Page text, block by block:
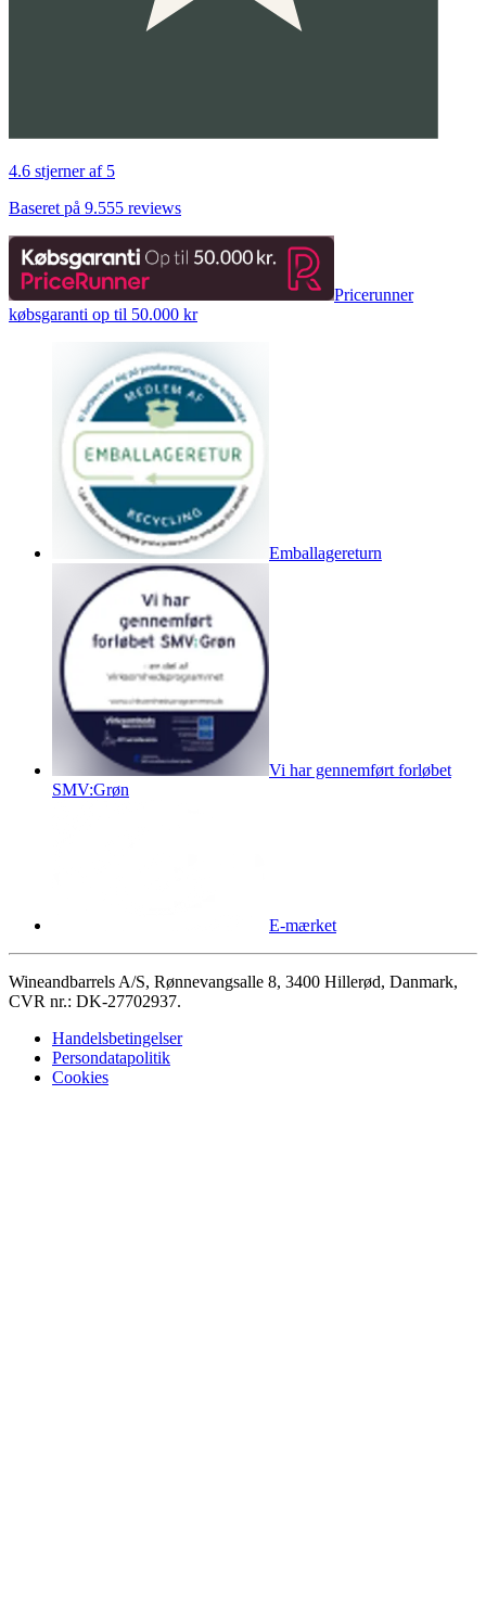
4.6 stjerner af 5
Baseret på 9.555 reviews
Pricerunner
købsgaranti op til 50.000 kr
Emballagereturn
Vi har gennemført forløbet
SMV:Grøn
E-mærket
Wineandbarrels A/S, Rønnevangsalle 8, 3400 Hillerød, Danmark,
CVR nr.: DK-27702937.
Handelsbetingelser
Persondatapolitik
Cookies